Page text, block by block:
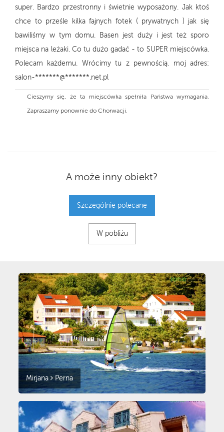
super. Bardzo przestronny i świetnie wyposażony. Jak ktoś
chce to prześle kilka fajnych fotek ( prywatnych ) jak się
bawiliśmy w tym domu. Basen jest duży i jest też sporo
miejsca na leżaki. Co tu dużo gadać - to SUPER miejscówka.
Polecam każdemu. Wrócimy tu z pewnością. moj adres:
salon-*******@*******.net.pl
Cieszymy się, że ta miejscówka spełniła Państwa wymagania.
Zapraszamy ponownie do Chorwacji.
A może inny obiekt?
Szczególnie polecane
W pobliżu
Mirjana Perna